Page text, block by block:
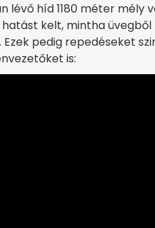
lévő híd 1180 méter mély
hatást kelt, mintha
pedig repedéseket
is: